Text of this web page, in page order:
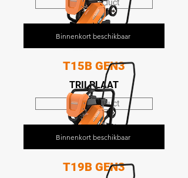
Bekijk product
T15B GEN3
TRILPLAAT
Bekijk product
Binnenkort beschikbaar
T19B GEN3
Binnenkort beschikbaar